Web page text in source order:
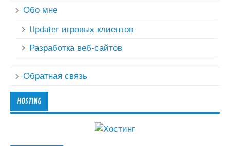
Обо мне
Updater игровых клиентов
Разработка веб-сайтов
Обратная связь
HOSTING